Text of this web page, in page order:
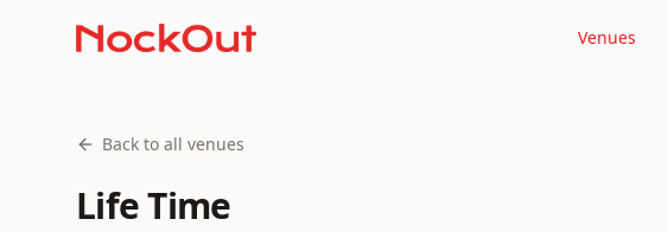
Venues
Back to all venues
Life Time